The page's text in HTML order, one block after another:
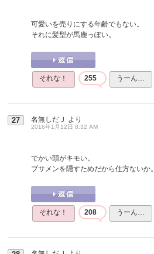
可愛いを売りにする年齢でもない。
それに髪型が馬鹿っぽい。
それな！ 255 うーん…
27 名無しだＪ より
2016年1月12日 8:32 AM
でかい頭がキモい。
ブサメンを隠すためだから仕方ないか。
それな！ 208 うーん…